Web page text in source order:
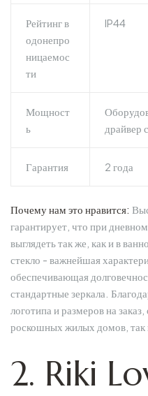
Рейтинг в
одонепро
ницаемос
ти
IP44
Мощност
ь
драйвер
Гарантия 2 года
Почему нам это нравится:
гарантирует, что при
выглядеть так же, как и в
стекло - важнейшая
обеспечивающая
стандартные зеркала.
логотипа и размеров на
роскошных жилых домов, так
2. Riki